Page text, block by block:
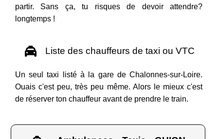
partir. Sans ça, tu risques de devoir attendre?
longtemps !
Liste des chauffeurs de taxi ou VTC
Un seul taxi listé à la gare de Chalonnes-sur-Loire.
Ouais c'est peu, très peu même. Alors le mieux c'est
de réserver ton chauffeur avant de prendre le train.